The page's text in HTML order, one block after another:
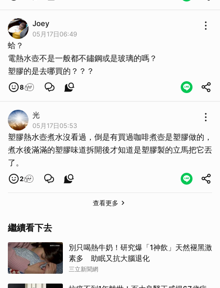
Joey
05月17日06:49
蛤？
電熱水壺不是一般都不鏽鋼或是玻璃的嗎？
塑膠的是去哪買的？？？
8
光
05月17日05:53
塑膠熱水壺煮水沒看過，倒是有買過咖啡煮壺是塑膠做的，
煮水後滿滿的塑膠味道拆開後才知道是塑膠製的立馬把它丟
了。
2
查看更多
繼續看下去
別只喝熱牛奶！研究爆「1神飲」天然褪黑激
素多 助眠又抗大腦退化
三立新聞網